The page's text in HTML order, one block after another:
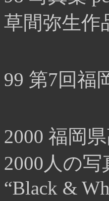
草間弥生作
99 第7回福
2000 福岡
2000人の写
“Black &